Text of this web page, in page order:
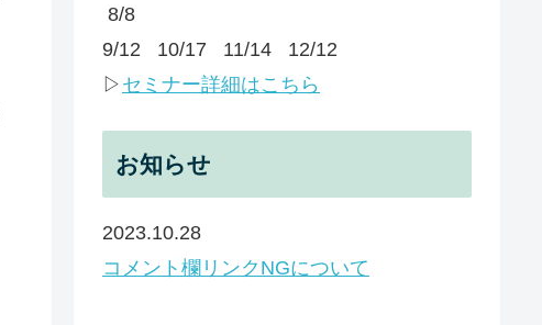
8/8
9/12 10/17 11/14 12/12
▷ セミナー詳細はこちら
お知らせ
2023.10.28
コメント欄リンクNGについて